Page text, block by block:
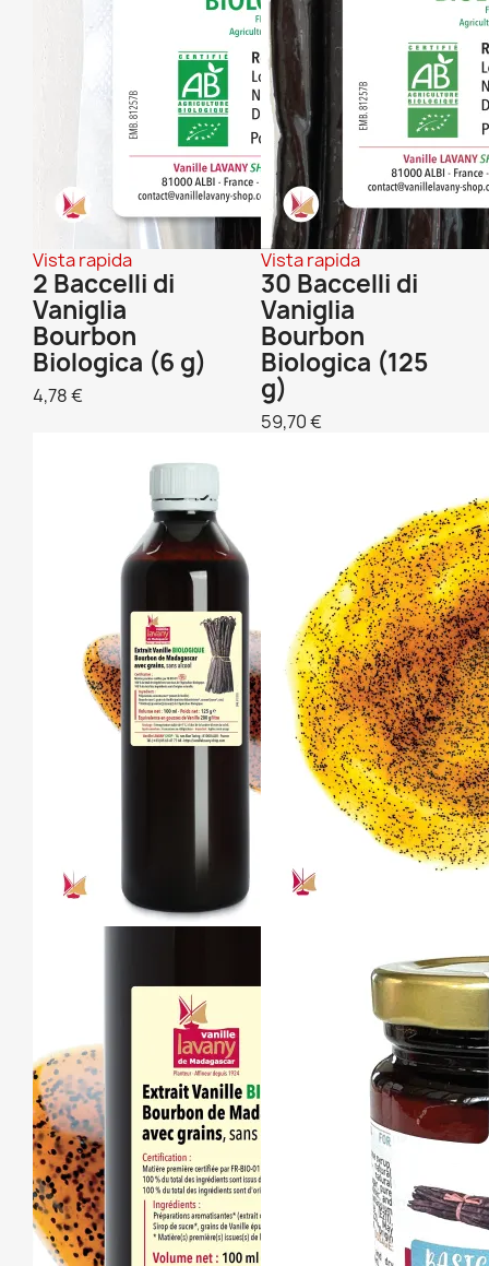
Vista rapida
2 Baccelli di
Vaniglia
Bourbon
Biologica (6 g)
4,78 €
Vista rapida
30 Baccelli di
Vaniglia
Bourbon
Biologica (125
g)
59,70 €